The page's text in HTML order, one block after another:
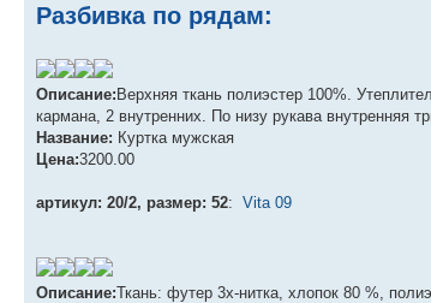
Разбивка по рядам:
Описание: Верхняя ткань полиэстер 100%.
кармана, 2 внутренних. По низу рукава внутренняя
Название: Куртка мужская
Цена:3200.00
артикул: 20/2, размер: 52: Vita 09
Описание:Ткань: футер 3х-нитка, хлопок 80 %,